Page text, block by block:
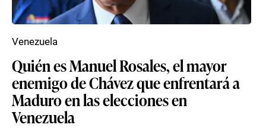
Quién es Manuel Rosales, el mayor
enemigo de Chávez que enfrentará a
Maduro en las elecciones en
Venezuela
Venezuela